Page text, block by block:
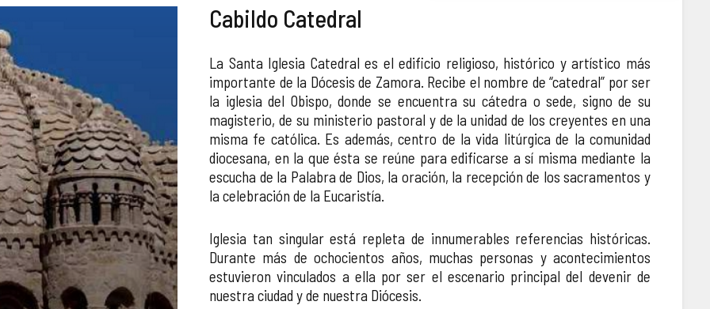
Cabildo Catedral
La Santa Iglesia Catedral es el edificio religioso, histórico y artístico más
importante de la Dócesis de Zamora. Recibe el nombre de “catedral” por ser
la iglesia del Obispo, donde se encuentra su cátedra o sede, signo de su
magisterio, de su ministerio pastoral y de la unidad de los creyentes en una
misma fe católica. Es además, centro de la vida litúrgica de la comunidad
diocesana, en la que ésta se reúne para edificarse a sí misma mediante la
escucha de la Palabra de Dios, la oración, la recepción de los sacramentos y
la celebración de la Eucaristía.
Iglesia tan singular está repleta de innumerables referencias históricas.
Durante más de ochocientos años, muchas personas y acontecimientos
estuvieron vinculados a ella por ser el escenario principal del devenir de
nuestra ciudad y de nuestra Diócesis.